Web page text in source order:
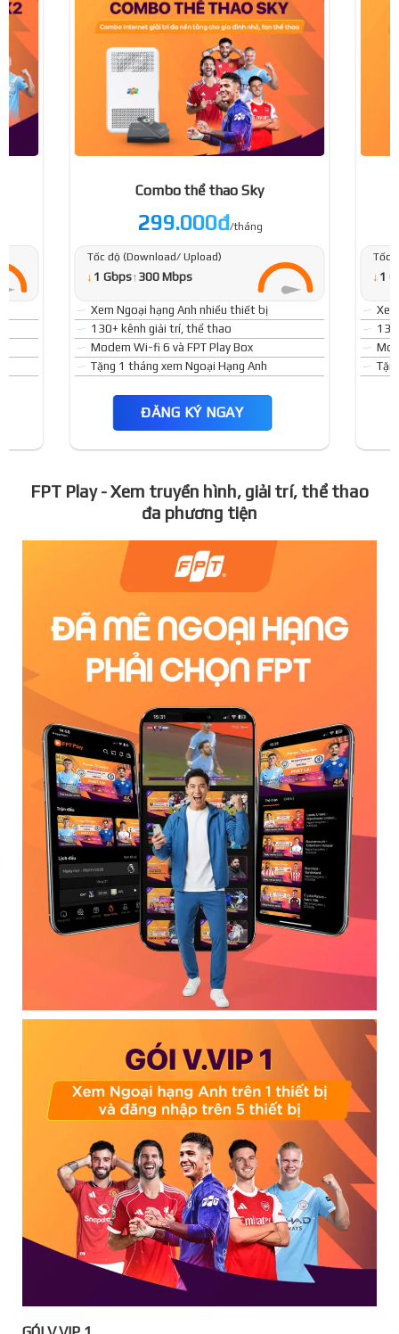
Combo thể thao Sky
299.000đ/tháng
Tốc độ (Download/ Upload)
↓ 1 Gbps↑ 300 Mbps
Xem Ngoại hạng Anh nhiều thiết bị
130+ kênh giải trí, thể thao
Modem Wi-fi 6 và FPT Play Box
Tặng 1 tháng xem Ngoại Hạng Anh
ĐĂNG KÝ NGAY
Tốc
↓ 1
FPT Play - Xem truyền hình, giải trí, thể thao
đa phương tiện